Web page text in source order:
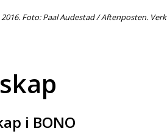
Foto: Paal Audestad / Aftenposten.
i BONO